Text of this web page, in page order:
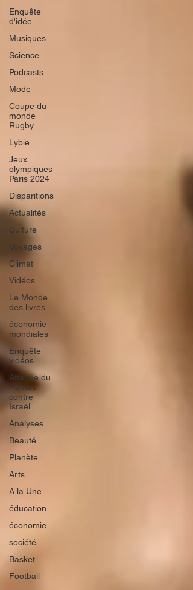
Enquête
d'idée
Musiques
Science
Podcasts
Mode
Coupe du
monde
Rugby
Lybie
Jeux
olympiques
Paris 2024
Disparitions
Actualités
Culture
Voyages
Climat
Vidéos
Le Monde
des livres
économie
mondiales
Enquête
vidéos
Attaque du
Hamas
contre
Israël
Analyses
Beauté
Planète
Arts
A la Une
éducation
économie
société
Basket
Football